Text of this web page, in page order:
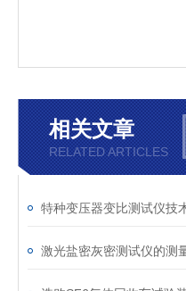
相关文章
RELATED ARTICLES